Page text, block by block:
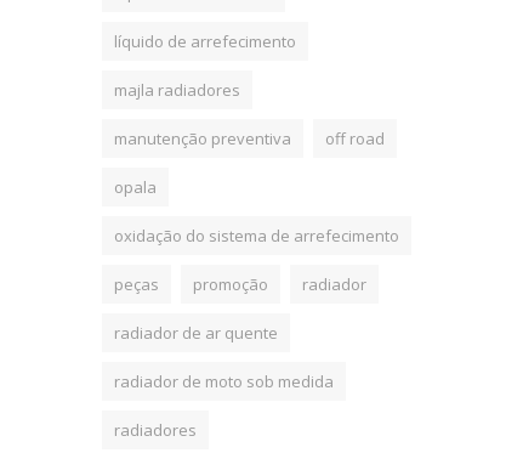
líquido de arrefecimento
majla radiadores
manutenção preventiva off road
opala
oxidação do sistema de arrefecimento
peças promoção radiador
radiador de ar quente
radiador de moto sob medida
radiadores